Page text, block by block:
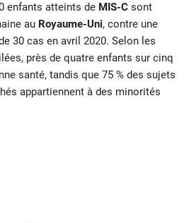
enfants atteints de MIS-C sont
au Royaume-Uni, contre une
30 cas en avril 2020. Selon les
près de quatre enfants sur cinq
santé, tandis que 75 % des sujets
appartiennent à des minorités